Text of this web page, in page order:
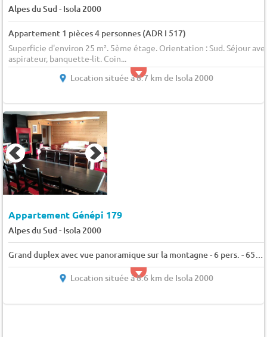
Alpes du Sud- Isola 2000
Appartement 1 pièces 4 personnes (ADR I 517)
Superficie d'environ 25 m². 5ème étage. Orientation : Sud. Séjour
aspirateur, banquette-lit. Coin...
Location située à 8.7 km de Isola 2000
Appartement Génépi 179
Alpes du Sud- Isola 2000
Grand duplex avec vue panoramique sur la montagne - 6 pers. - 65m2 - TV
Location située à 8.6 km de Isola 2000